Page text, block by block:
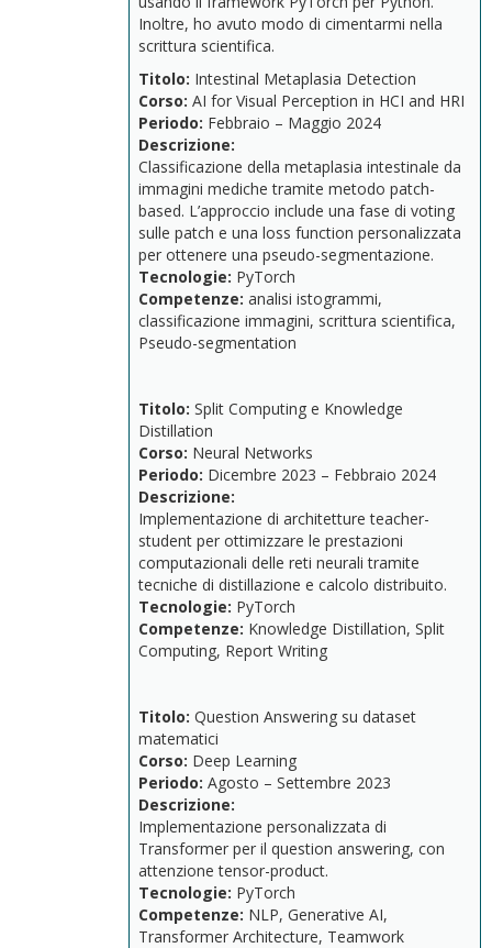
Inoltre, ho avuto modo di cimentarmi nella
scrittura scientifica.
Titolo: Intestinal Metaplasia Detection
Corso: AI for Visual Perception in HCI and HRI
Periodo: Febbraio – Maggio 2024
Descrizione:
Classificazione della metaplasia intestinale da
immagini medichetramite metodo patch-
based. L’approccio include una fase di voting
sulle patch e una loss function personalizzata
per ottenere una pseudo-segmentazione.
Tecnologie: PyTorch
Competenze: analisi istogrammi,
classificazione immagini, scrittura scientifica,
Pseudo-segmentation
Titolo: Split Computing e Knowledge
Distillation
Corso: Neural Networks
Periodo: Dicembre 2023 – Febbraio 2024
Descrizione:
Implementazione di architettureteacher-
student per ottimizzare le prestazioni
computazionali delle reti neuralitramite
tecniche di distillazione e calcolo distribuito.
Tecnologie: PyTorch
Competenze: Knowledge Distillation, Split
Computing, Report Writing
Titolo: Question Answering su dataset
matematici
Corso: Deep Learning
Periodo: Agosto – Settembre 2023
Descrizione:
Implementazione personalizzata di
Transformer per il question answering, con
attenzionetensor-product.
Tecnologie: PyTorch
Competenze: NLP, Generative AI,
Transformer Architecture, Teamwork